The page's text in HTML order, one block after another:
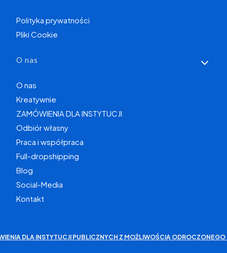
Polityka prywatności
Pliki Cookie
O nas
O nas
Kreatywnie
ZAMÓWIENIA DLA INSTYTUCJI
Odbiór własny
Praca i współpraca
Full-dropshipping
Blog
Social-Media
Kontakt
DLA INSTYTUCJI PUBLICZNYCH Z MOŻLIWOŚCIĄ ODROCZONEGO